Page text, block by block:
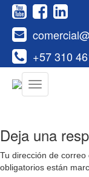
+57 310
Deja una
Tu dirección de correo
obligatorios están